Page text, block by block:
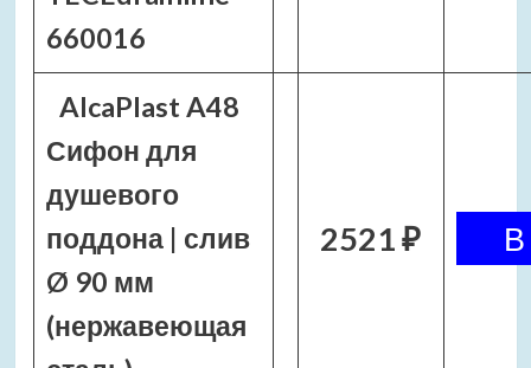
660016
AlcaPlast A48
Сифон для
душевого
поддона | слив
Ø 90 мм
(нержавеющая
2521 ₽